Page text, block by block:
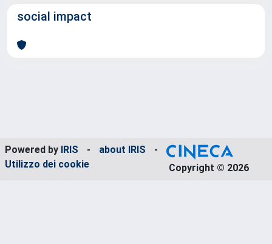
social impact
Powered by IRIS - about IRIS
-
Utilizzo dei cookie
Copyright © 2026